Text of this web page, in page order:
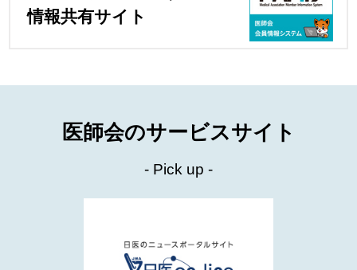
情報共有サイト
医師会のサービスサイト
- Pick up -